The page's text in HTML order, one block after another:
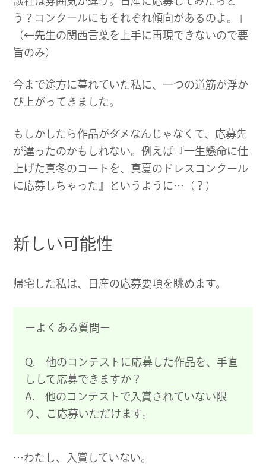
う？コンクールにもそれぞれ傾向があるのよ。」
（←先生の関西言葉を上手に再現できないので要
旨のみ）
今まで途方に暮れていた私に、一つの道筋が浮か
び上がってきました。
もしかしたら作品がダメなんじゃなくて、応募先
が違ったのかもしれない。例えば『一生懸命に仕
上げた真冬のコートを、真夏のドレスコンクール
に応募しちゃった』というように…（？）
新しい可能性
帰宅した私は、日産の応募要項を眺めます。
ーよくある質問ー
Q. 他のコンテストに応募した作品を、手直
しして応募できますか？
A. 他のコンテストで入賞されていない限
り、ご応募いただけます。
…わたし、入賞していない。